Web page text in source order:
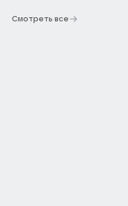
Смотреть все